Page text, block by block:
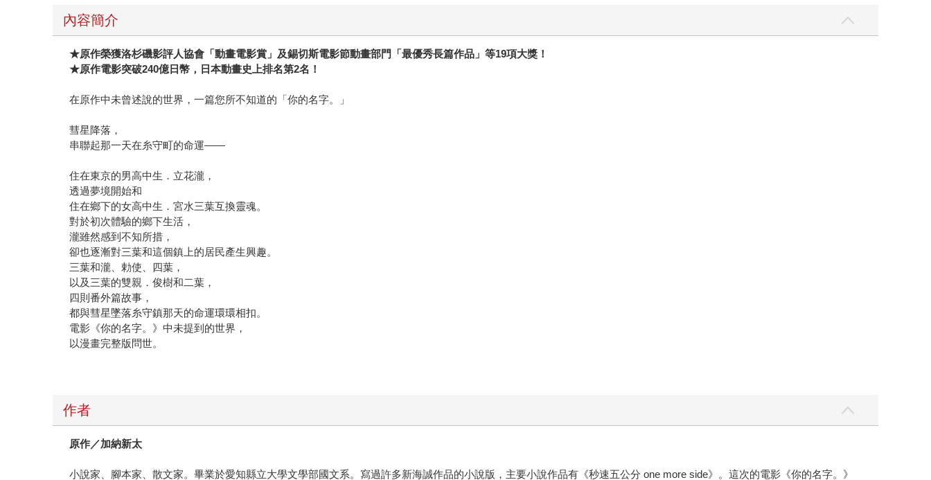
內容簡介
★原作榮獲洛杉磯影評人協會「動畫電影賞」及錫切斯電影節動畫部門「最優秀長篇作品」等19項大獎！
★原作電影突破240億日幣，日本動畫史上排名第2名！
在原作中未曾述說的世界，一篇您所不知道的「你的名字。」
彗星降落，
串聯起那一天在糸守町的命運——
住在東京的男高中生．立花瀧，
透過夢境開始和
住在鄉下的女高中生．宮水三葉互換靈魂。
對於初次體驗的鄉下生活，
瀧雖然感到不知所措，
卻也逐漸對三葉和這個鎮上的居民產生興趣。
三葉和瀧、勅使、四葉，
以及三葉的雙親．俊樹和二葉，
四則番外篇故事，
都與彗星墜落糸守鎮那天的命運環環相扣。
電影《你的名字。》中未提到的世界，
以漫畫完整版問世。
作者
原作／加納新太
小說家、腳本家、散文家。畢業於愛知縣立大學文學部國文系。寫過許多新海誠作品的小說版，主要小說作品有《秒速五公分 one more side》。這次的電影《你的名字。》